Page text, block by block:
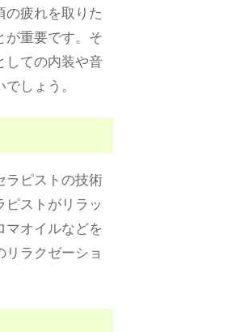
疲れを取りた
が重要です。そ
しての内装や音
しょう。
ラピストの技術
ストがリラッ
マオイルなどを
ラクゼーショ